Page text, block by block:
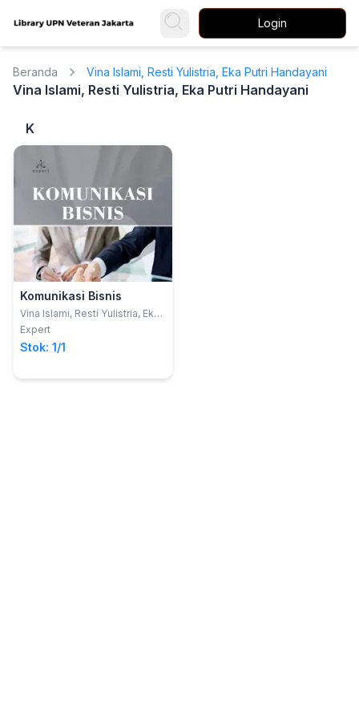
Login
Beranda Vina Islami, Resti Yulistria, Eka Putri Handayani
Vina Islami, Resti Yulistria, Eka Putri Handayani
K
Komunikasi Bisnis
Vina Islami, Resti Yulistria, Eka
Putri Handayani
Expert
Stok: 1/1